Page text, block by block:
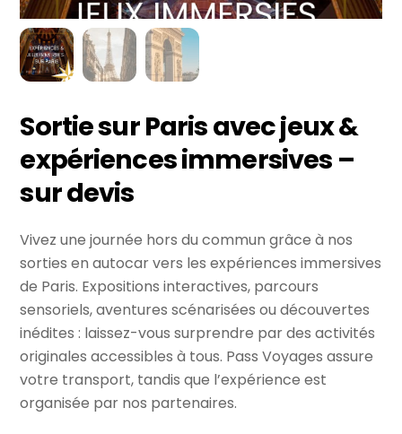
Sortie sur Paris avec jeux &
expériences immersives –
sur devis
Vivez une journée hors du commun grâce à nos
sorties en autocar vers les expériences immersives
de Paris. Expositions interactives, parcours
sensoriels, aventures scénarisées ou découvertes
inédites : laissez-vous surprendre par des activités
originales accessibles à tous. Pass Voyages assure
votre transport, tandis que l’expérience est
organisée par nos partenaires.